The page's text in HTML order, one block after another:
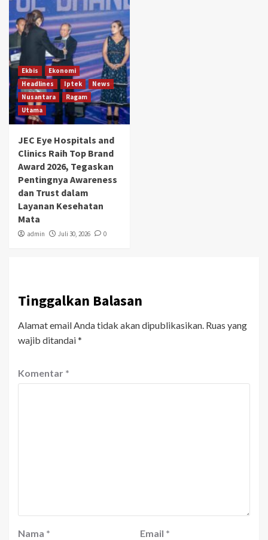
Ekbis
Ekonomi
Headlines
Iptek
News
Nusantara
Ragam
Utama
JEC Eye Hospitals and
Clinics Raih Top Brand
Award 2026, Tegaskan
Pentingnya Awareness
dan Trust dalam
Layanan Kesehatan
Mata
admin Juli 30, 2026 0
Tinggalkan Balasan
Alamat email Anda tidak akan dipublikasikan. Ruas yang
wajib ditandai*
Komentar *
Nama * Email *